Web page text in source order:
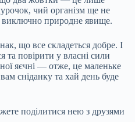
чий організм ще не
виключно природне явище.
що все складеться добре. І
та повірити у власні сили
яєчні — отже, це маленьке
сніданку та хай день буде
поділитися нею з друзями